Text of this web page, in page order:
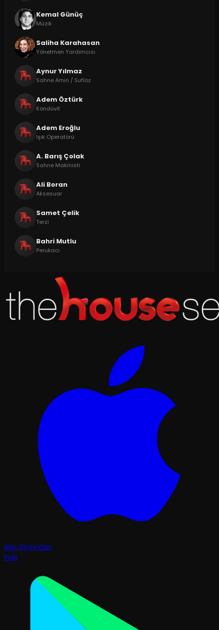
Kemal Günüç
Müzik
Saliha Karahasan
Yönetmen Yardımcısı
Aynur Yılmaz
Sahne Amiri / Suflöz
Adem Öztürk
Kondüvit
Adem Eroğlu
Işık Operatörü
A. Barış Çolak
Sahne Makinisti
Ali Boran
Aksesuar
Samet Çelik
Terzi
Bahri Mutlu
Perukacı
App Store'dan
İndir